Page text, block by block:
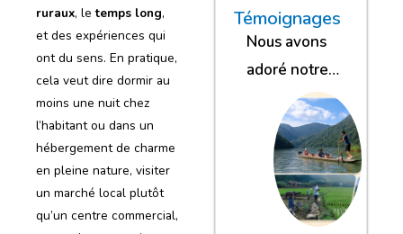
ruraux, letemps long,
et des expériences qui
ont du sens. En pratique,
cela veut dire dormir au
moins une nuit chez
l’habitant ou dans un
hébergement de charme
en pleine nature, visiter
un marché local plutôt
qu’un centre commercial,
Témoignages
Nous avons
adoré notre
« Nous
« Nous sommes